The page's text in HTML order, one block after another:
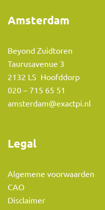
Amsterdam
Beyond Zuidtoren
Taurusavenue 3
2132 LS Hoofddorp
020 – 715 65 51
amsterdam@exactpi.nl
Legal
Algemene voorwaarden
CAO
Disclaimer